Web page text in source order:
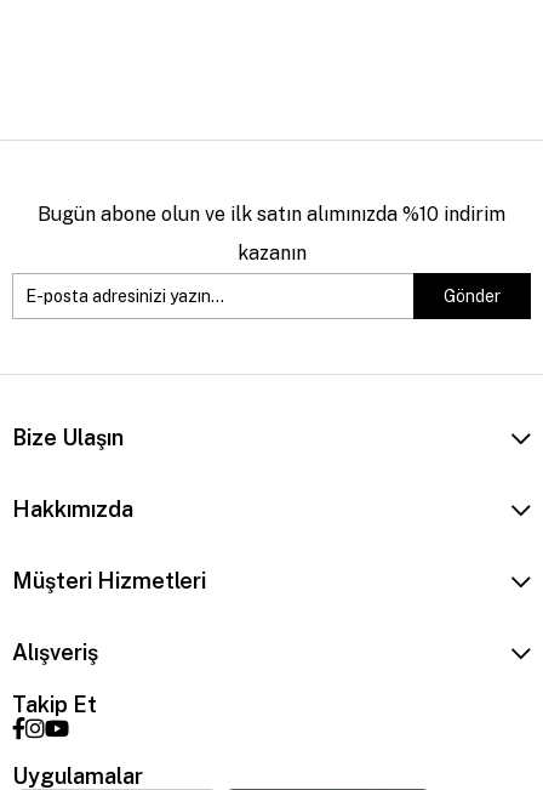
Bugün abone olun ve ilk satın alımınızda %10 indirim
kazanın
Gönder
Bize Ulaşın
Hakkımızda
Müşteri Hizmetleri
Alışveriş
Takip Et
Uygulamalar